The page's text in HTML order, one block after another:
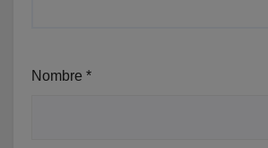
Nombre *